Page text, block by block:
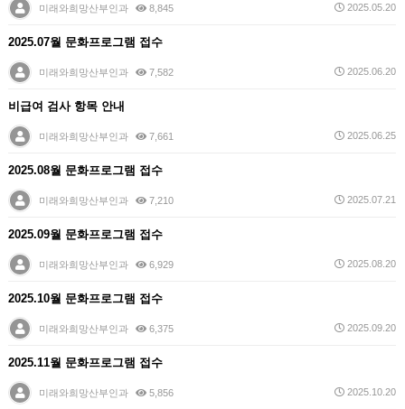
미래와희망산부인과 8,845 2025.05.20
2025.07월 문화프로그램 접수
미래와희망산부인과 7,582 2025.06.20
비급여 검사 항목 안내
미래와희망산부인과 7,661 2025.06.25
2025.08월 문화프로그램 접수
미래와희망산부인과 7,210 2025.07.21
2025.09월 문화프로그램 접수
미래와희망산부인과 6,929 2025.08.20
2025.10월 문화프로그램 접수
미래와희망산부인과 6,375 2025.09.20
2025.11월 문화프로그램 접수
미래와희망산부인과 5,856 2025.10.20